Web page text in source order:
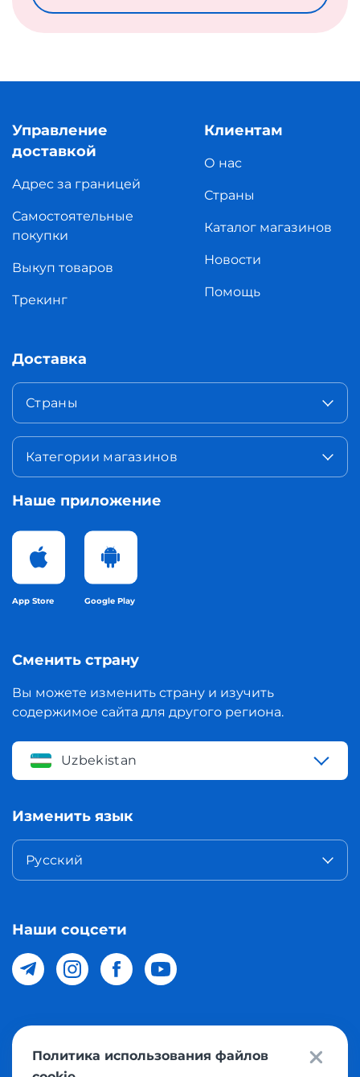
Управление
доставкой
Адрес за границей
Самостоятельные
покупки
Выкуп товаров
Трекинг
Клиентам
О нас
Страны
Каталог магазинов
Новости
Помощь
Доставка
Страны
Категории магазинов
Наше приложение
App Store Google Play
Сменить страну
Вы можете изменить страну и изучить
содержимое сайта для другого региона.
Uzbekistan
Изменить язык
Русский
Наши соцсети
© 2026 Meest Shopping доставка покупок с интернет
магазинов мира в Узбекистан. Все права защищены
Политика использования файлов